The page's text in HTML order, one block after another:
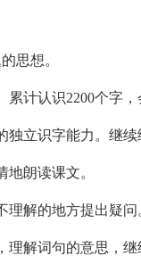
思想。
计认识2200个字，
立识字能力。继
朗读课文。
解的地方提出疑问
理解词句的意思，